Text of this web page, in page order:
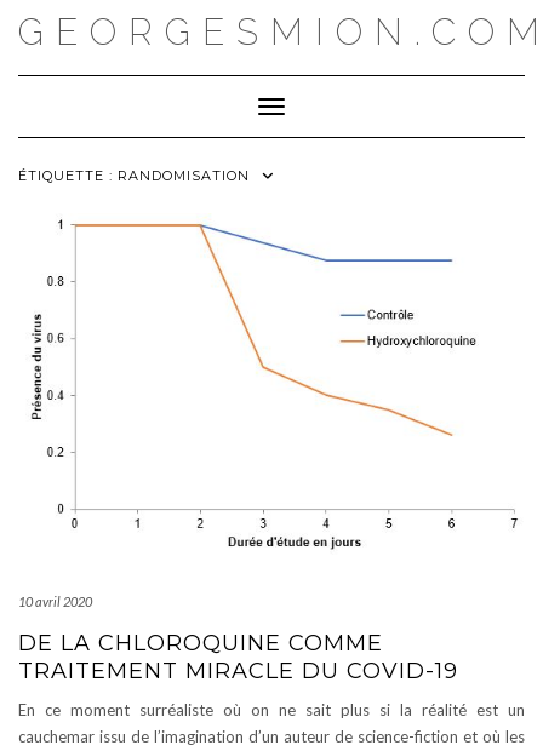
Toggle Navigation
ÉTIQUETTE : RANDOMISATION
10 avril 2020
DE LA CHLOROQUINE COMME
TRAITEMENT MIRACLE DU COVID-19
En ce moment surréaliste où on ne sait plus si la réalité est un
cauchemar issu de l’imagination d’un auteur de science-fiction et où les